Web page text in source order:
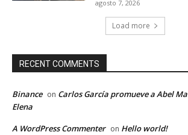
agosto 7, 2026
Load more
RECENT COMMENTS
Binance on Carlos García promueve a Abel
Elena
A WordPress Commenter on Hello world!